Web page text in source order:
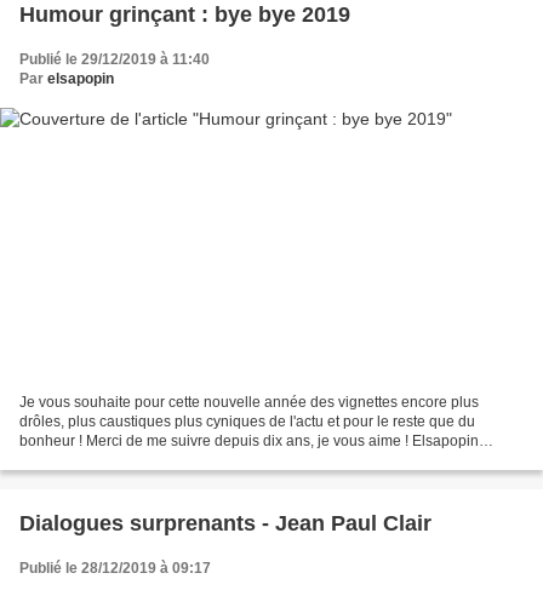
Humour grinçant : bye bye 2019
Publié le 29/12/2019 à 11:40
Par elsapopin
Je vous souhaite pour cette nouvelle année des vignettes encore plus
drôles, plus caustiques plus cyniques de l'actu et pour le reste que du
bonheur ! Merci de me suivre depuis dix ans, je vous aime ! Elsapopin
Dialogues surprenants - Jean Paul Clair
Publié le 28/12/2019 à 09:17